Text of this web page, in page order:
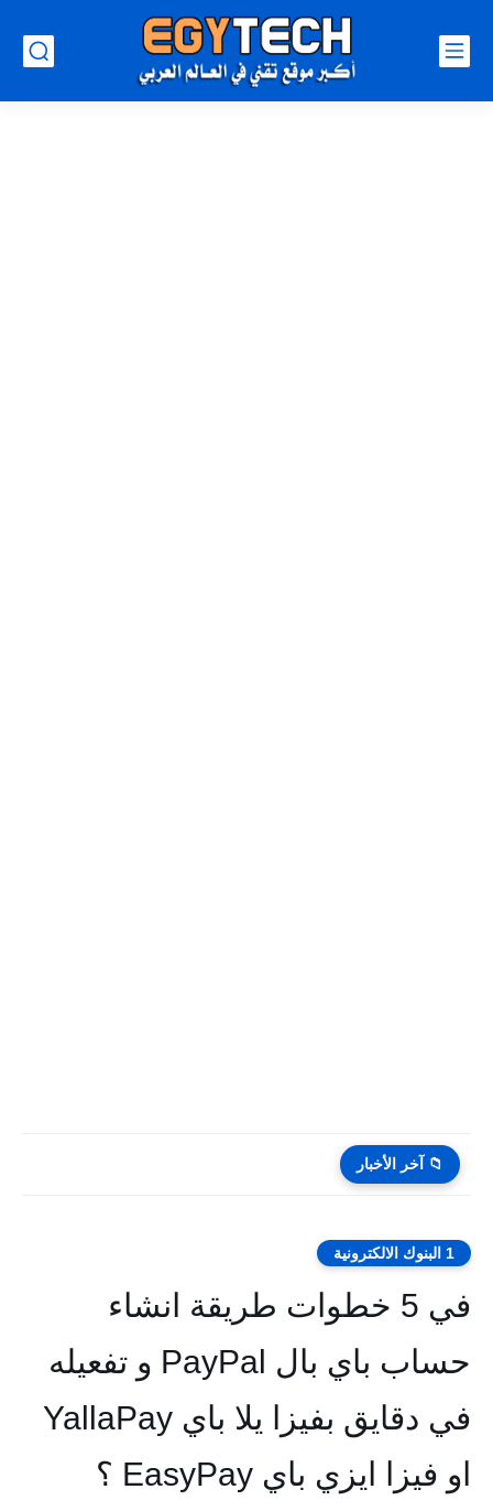
📁 آخر الأخبار
1 البنوك الالكترونية
في 5 خطوات طريقة انشاء
حساب باي بال PayPal و تفعيله
في دقايق بفيزا يلا باي YallaPay
او فيزا ايزي باي EasyPay ؟